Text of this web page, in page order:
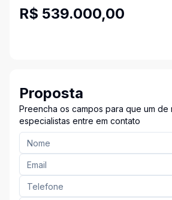
R$ 539.000,00
Proposta
Preencha os campos para que um de
especialistas entre em contato